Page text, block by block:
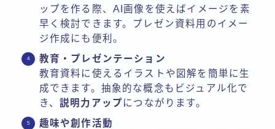
ップを作る際、AI画像を使えばイメージを素
早く検討できます。プレゼン資料用のイメー
ジ作成にも便利。
教育・プレゼンテーション
教育資料に使えるイラストや図解を簡単に生
成できます。抽象的な概念もビジュアル化で
き、 説明力アップ につながります。
趣味や創作活動